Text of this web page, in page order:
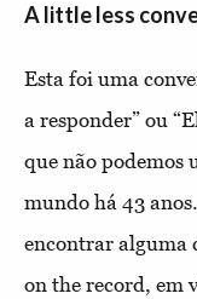
A little less
Esta foi uma
a responder” ou
que não podemos
mundo há 43
encontrar alguma
on the record, em